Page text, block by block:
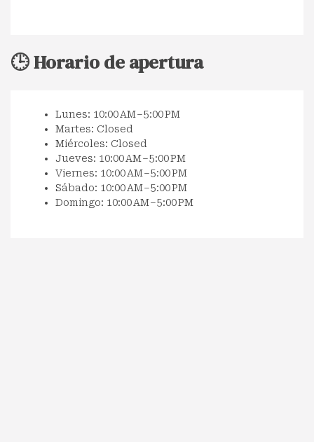
🕒 Horario de apertura
Lunes: 10:00 AM – 5:00 PM
Martes: Closed
Miércoles: Closed
Jueves: 10:00 AM – 5:00 PM
Viernes: 10:00 AM – 5:00 PM
Sábado: 10:00 AM – 5:00 PM
Domingo: 10:00 AM – 5:00 PM